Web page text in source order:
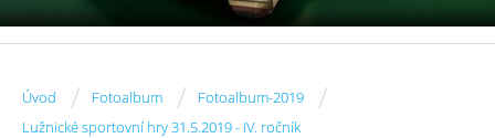
Úvod / Fotoalbum / Fotoalbum-2019 /
Lužnické sportovní hry 31.5.2019 - IV. ročník